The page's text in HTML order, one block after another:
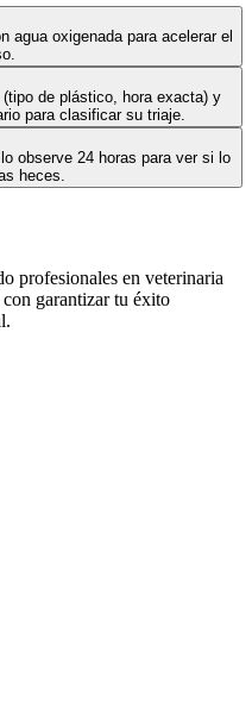
agua oxigenada para acelerar el
de plástico, hora exacta) y
para clasificar su triaje.
observe 24 horas para ver si lo
heces.
profesionales en veterinaria
garantizar tu éxito